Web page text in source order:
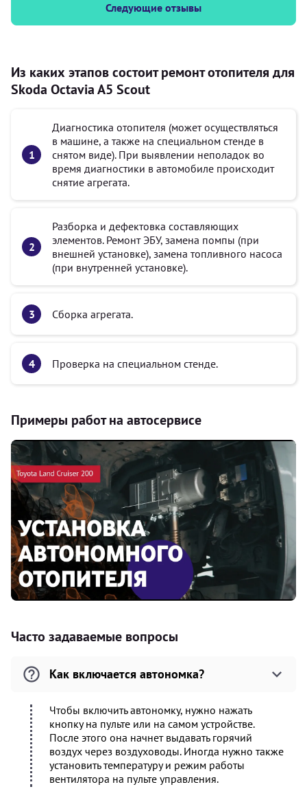
Следующие отзывы
Из каких этапов состоит ремонт отопителя для
Skoda Octavia A5 Scout
Диагностика отопителя (может осуществляться
в машине, а также на специальном стенде в
снятом виде). При выявлении неполадок во
время диагностики в автомобиле происходит
снятие агрегата.
Разборка и дефектовка составляющих
элементов. Ремонт ЭБУ, замена помпы (при
внешней установке), замена топливного насоса
(при внутренней установке).
Сборка агрегата.
Проверка на специальном стенде.
Примеры работ на автосервисе
Часто задаваемые вопросы
Как включается автономка?
Чтобы включить автономку, нужно нажать
кнопку на пульте или на самом устройстве.
После этого она начнет выдавать горячий
воздух через воздуховоды. Иногда нужно также
установить температуру и режим работы
вентилятора на пульте управления.